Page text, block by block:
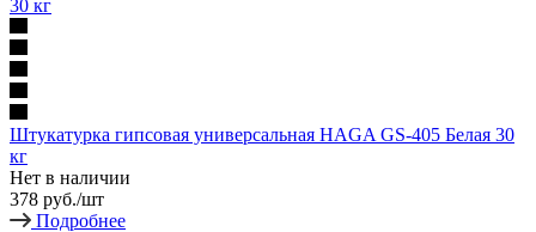
Штукатурка гипсовая универсальная HAGA GS-405 Белая 30
кг
Нет в наличии
378 руб./шт
Подробнее